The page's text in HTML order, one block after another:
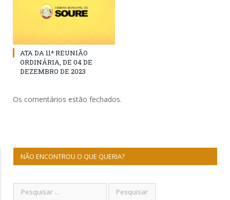
ATA DA 11ª REUNIÃO
ORDINÁRIA, DE 04 DE
DEZEMBRO DE 2023
Os comentários estão fechados.
NÃO ENCONTROU O QUE QUERIA?